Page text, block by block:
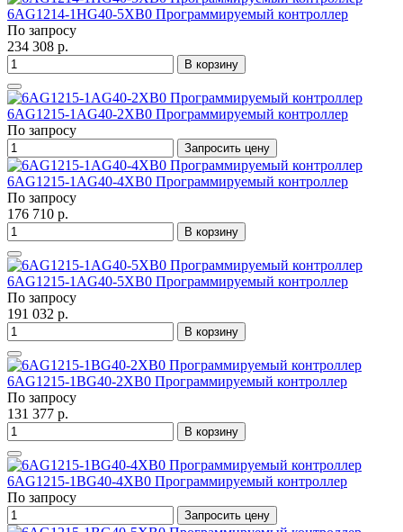
6AG1214-1HG40-5XB0 Программируемый контроллер
По запросу
234 308 р.
В корзину
6AG1215-1AG40-2XB0 Программируемый контроллер
По запросу
Запросить цену
6AG1215-1AG40-4XB0 Программируемый контроллер
По запросу
176 710 р.
В корзину
6AG1215-1AG40-5XB0 Программируемый контроллер
По запросу
191 032 р.
В корзину
6AG1215-1BG40-2XB0 Программируемый контроллер
По запросу
131 377 р.
В корзину
6AG1215-1BG40-4XB0 Программируемый контроллер
По запросу
Запросить цену